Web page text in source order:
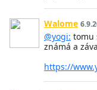
Walome
@yogi: tomu
známá a
https://